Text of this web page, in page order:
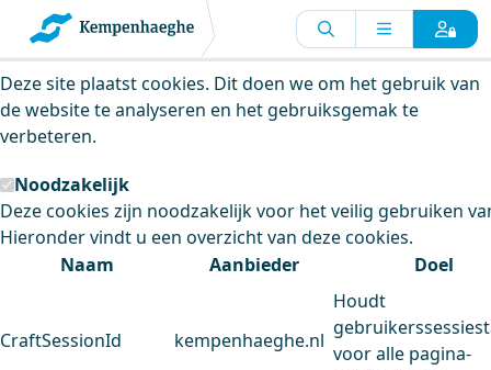
Kempenhaeghe maakt gebruik van
cookies
Deze site plaatst cookies. Dit doen we om het gebruik van
de website te analyseren en het gebruiksgemak te
verbeteren.
Noodzakelijk
Deze cookies zijn noodzakelijk voor het veilig gebruiken
Hieronder vindt u een overzicht van deze cookies.
Naam
Aanbieder Doel
CraftSessionId kempenhaeghe.nl
Houdt
voor alle pagina-